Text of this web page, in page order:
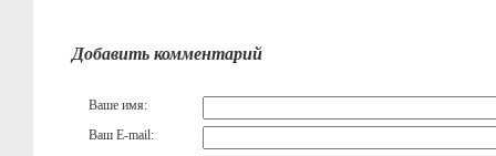
Добавить комментарий
Ваше имя:
Ваш E-mail: